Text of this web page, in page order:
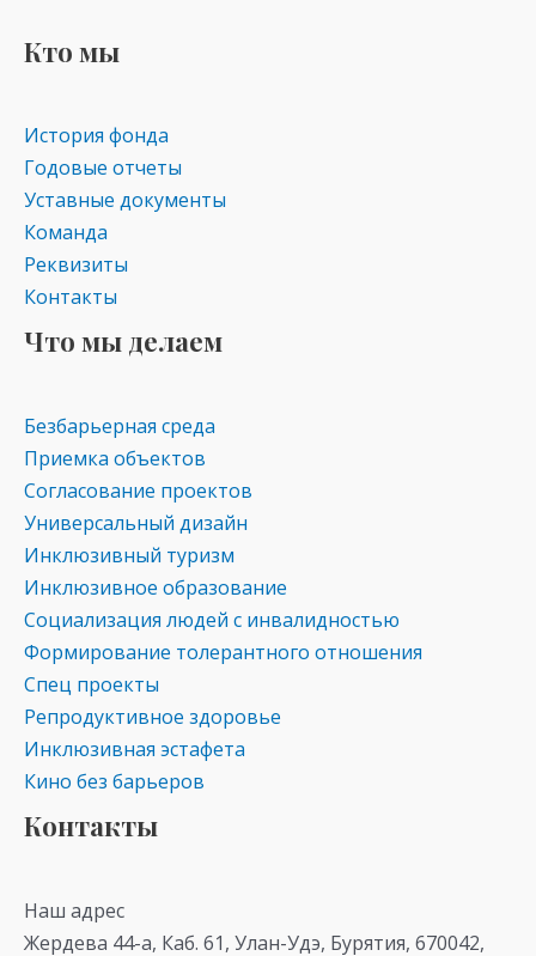
Кто мы
История фонда
Годовые отчеты
Уставные документы
Команда
Реквизиты
Контакты
Что мы делаем
Безбарьерная среда
Приемка объектов
Согласование проектов
Универсальный дизайн
Инклюзивный туризм
Инклюзивное образование
Социализация людей с инвалидностью
Формирование толерантного отношения
Спец проекты
Репродуктивное здоровье
Инклюзивная эстафета
Кино без барьеров
Контакты
Наш адрес
Жердева 44-а, Каб. 61, Улан-Удэ, Бурятия, 670042,